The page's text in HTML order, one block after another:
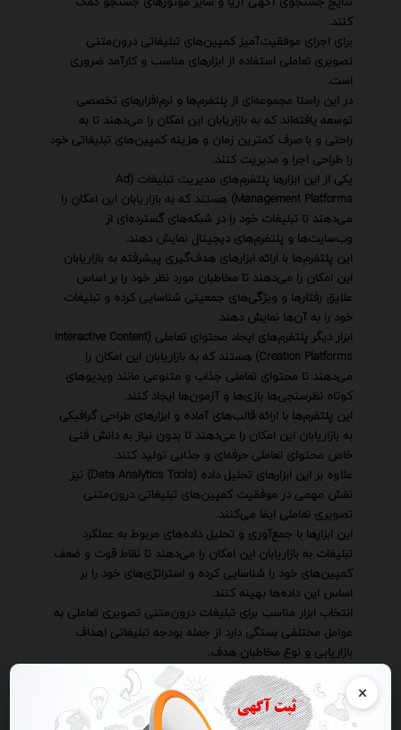
×
کنند.
برای اجرای موفقیت‌آمیز کمپین‌های تبلیغاتی درون‌متنی
تصویری تعاملی استفاده از ابزارهای مناسب و کارآمد ضروری
است.
در این راستا مجموعه‌ای از پلتفرم‌ها و نرم‌افزارهای تخصصی
توسعه یافته‌اند که به بازاریابان این امکان را می‌دهند تا به
راحتی و با صرف کمترین زمان و هزینه کمپین‌های تبلیغاتی خود
را طراحی اجرا و مدیریت کنند.
یکی از این ابزارها پلتفرم‌های مدیریت تبلیغات (Ad
Management Platforms) هستند که به بازاریابان این امکان را
می‌دهند تا تبلیغات خود را در شبکه‌های گسترده‌ای از
وب‌سایت‌ها و پلتفرم‌های دیجیتال نمایش دهند.
این پلتفرم‌ها با ارائه ابزارهای هدف‌گیری پیشرفته به بازاریابان
این امکان را می‌دهند تا مخاطبان مورد نظر خود را بر اساس
علایق رفتارها و ویژگی‌های جمعیتی شناسایی کرده و تبلیغات
خود را به آن‌ها نمایش دهند.
ابزار دیگر پلتفرم‌های ایجاد محتوای تعاملی (Interactive Content
Creation Platforms) هستند که به بازاریابان این امکان را
می‌دهند تا محتوای تعاملی جذاب و متنوعی مانند ویدیوهای
کوتاه نظرسنجی‌ها بازی‌ها و آزمون‌ها ایجاد کنند.
این پلتفرم‌ها با ارائه قالب‌های آماده و ابزارهای طراحی گرافیکی
به بازاریابان این امکان را می‌دهند تا بدون نیاز به دانش فنی
خاص محتوای تعاملی حرفه‌ای و جذابی تولید کنند.
علاوه بر این ابزارهای تحلیل داده (Data Analytics Tools) نیز
نقش مهمی در موفقیت کمپین‌های تبلیغاتی درون‌متنی
تصویری تعاملی ایفا می‌کنند.
این ابزارها با جمع‌آوری و تحلیل داده‌های مربوط به عملکرد
تبلیغات به بازاریابان این امکان را می‌دهند تا نقاط قوت و ضعف
کمپین‌های خود را شناسایی کرده و استراتژی‌های خود را بر
اساس این داده‌ها بهینه کنند.
انتخاب ابزار مناسب برای تبلیغات درون‌متنی تصویری تعاملی به
عوامل مختلفی بستگی دارد از جمله بودجه تبلیغاتی اهداف
بازاریابی و نوع مخاطبان هدف.
با این حال برخی از ویژگی‌های کلیدی وجود دارند که باید در
هنگام انتخاب ابزار مورد توجه قرار گیرند.
این ویژگی‌ها عبارتند از سهولت استفاده